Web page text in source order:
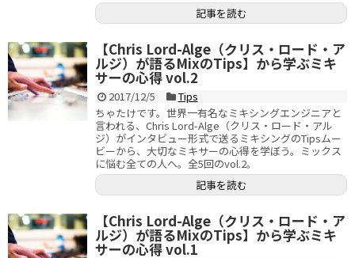
記事を読む
【Chris Lord-Alge（クリス・ロード・ア
ルジ）が語るMixのTips】から学ぶミキ
サーの心得 vol.2
2017/12/5
Tips
ちゃたけです。世界一有名なミキシングエンジニアと
言われる、Chris Lord-Alge（クリス・ロード・アル
ジ）がインタビュー形式で送るミキシングのTipsムー
ビーから、大切なミキサーの心得を学ぼう。ミックス
に悩む全ての人へ。全5回のvol.2。
記事を読む
【Chris Lord-Alge（クリス・ロード・ア
ルジ）が語るMixのTips】から学ぶミキ
サーの心得 vol.1